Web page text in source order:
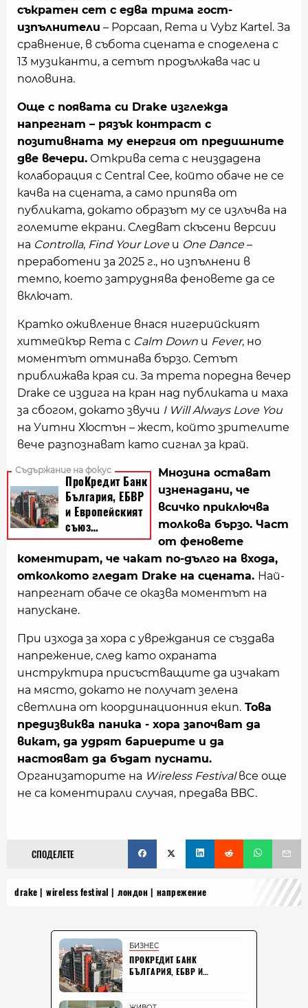
съкратен сет с едва трима гост-
изпълнители – Popcaan, Rema и Vybz Kartel. За
сравнение, в събота сцената е споделена с
13 музиканти, а сетът продължава час и
половина.
Още с появата си Drake изглежда
напрегнат – рязък контраст с
позитивната му енергия от предишните
две вечери. Открива сета с неиздадена
колаборация с Central Cee, който обаче не се
качва на сцената, а само припява от
публиката, докато образът му се излъчва на
големите екрани. Следват скъсени версии
на Controlla, Find Your Loveи One Dance–
преработени за 2025 г., но изпълнени в
темпо, което затруднява феновете да се
включат.
Кратко оживление внася нигерийският
хитмейкър Rema с Calm Down и Fever, но
моментът отминава бързо. Сетът
приближава края си. За трета поредна вечер
Drake се издига на кран над публиката и маха
за сбогом, докато звучи I Will Always Love You
на Уитни Хюстън – жест, който зрителите
вече разпознават като сигнал за край.
Мнозина остават
изненадани, че
всичко приключва
толкова бързо. Част
от феновете
коментират, че чакат по-дълго на входа,
отколкото гледат Drake на сцената. Най-
напрегнат обаче се оказва моментът на
напускане.
При изхода за хора с увреждания се създава
напрежение, след като охраната
инструктира присъстващите да изчакат
на място, докато не получат зелена
светлина от координационния екип. Това
предизвиква паника - хора започват да
викат, да удрят бариерите и да
настояват да бъдат пуснати.
Организаторите на Wireless Festivalвсе още
не са коментирали случая, предава BBC.
СПОДЕЛЕТЕ
drake wireless festival лондон напрежение